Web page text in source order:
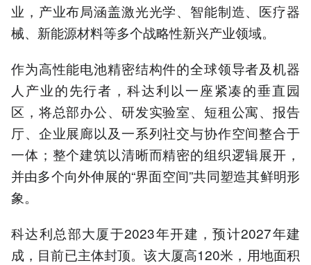
业，产业布局涵盖激光光学、智能制造、医疗器
械、新能源材料等多个战略性新兴产业领域。
作为高性能电池精密结构件的全球领导者及机器
人产业的先行者，科达利以一座紧凑的垂直园
区，将总部办公、研发实验室、短租公寓、报告
厅、企业展廊以及一系列社交与协作空间整合于
一体；整个建筑以清晰而精密的组织逻辑展开，
并由多个向外伸展的“界面空间”共同塑造其鲜明形
象。
科达利总部大厦于2023年开建，预计2027年建
成，目前已主体封顶。该大厦高120米，用地面积